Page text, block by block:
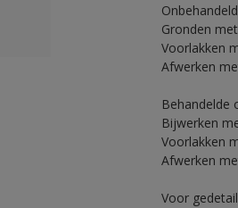
Gronden
Voorlakken
Afwerken
Behandelde
Bijwerken
Voorlakken
Afwerken
Voor